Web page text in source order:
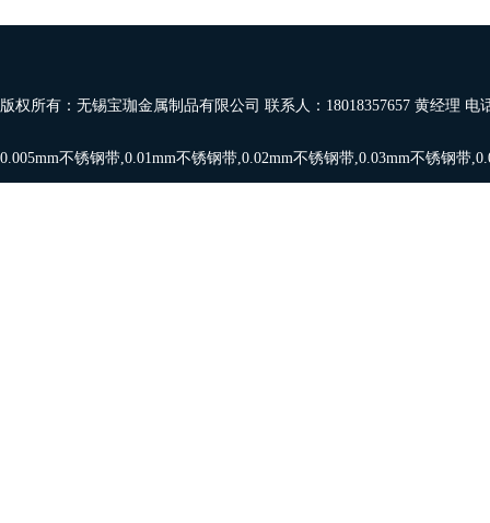
版权所有：无锡宝珈金属制品有限公司 联系人：18018357657 黄经理
0.005mm不锈钢带,0.01mm不锈钢带,0.02mm不锈钢带,0.03mm不锈钢带,